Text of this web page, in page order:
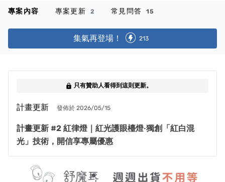
專案內容 專案更新 2 常見問答 15
集氣再登場！ 213
lock 只有贊助人看得到這則更新。
計畫更新 發佈於 2026/05/15
計畫更新 #2 紅律燈｜紅光護眼檯燈‧獨創「紅白混
光」技術，開信享專屬優惠